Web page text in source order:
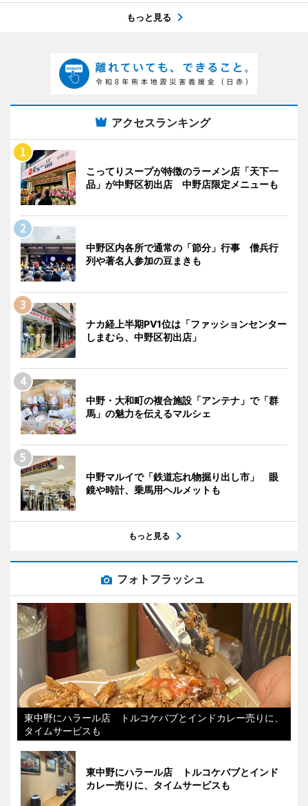
もっと見る
アクセスランキング
こってりスープが特徴のラーメン店「天下一
品」が中野区初出店 中野店限定メニューも
中野区内各所で通常の「節分」行事 僧兵行
列や著名人参加の豆まきも
ナカ経上半期PV1位は「ファッションセンター
しまむら、中野区初出店」
中野・大和町の複合施設「アンテナ」で「群
馬」の魅力を伝えるマルシェ
中野マルイで「鉄道忘れ物掘り出し市」 眼
鏡や時計、乗馬用ヘルメットも
もっと見る
フォトフラッシュ
東中野にハラール店 トルコケバブとインドカレー売りに、
タイムサービスも
東中野にハラール店 トルコケバブとインド
カレー売りに、タイムサービスも